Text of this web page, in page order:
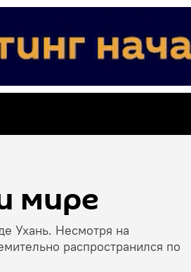
мире
Ухань. Несмотря на
распространился по